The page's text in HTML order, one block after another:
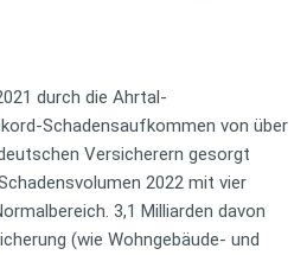
durch die Ahrtal-
Schadensaufkommen von über
Versicherern gesorgt
2022 mit vier
3,1 Milliarden davon
(wie Wohngebäude- und